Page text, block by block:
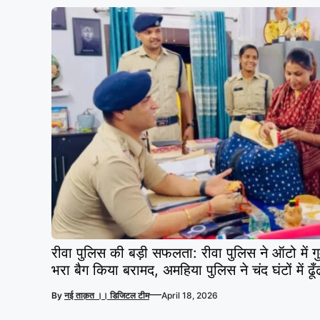
रीवा पुलिस की बड़ी सफलता: रीवा पुलिस ने ऑटो
भरा बैग किया बरामद, अमहिया पुलिस ने चंद घंटों में
Byनई ताक़त ।। डिजिटल टीम—April 18, 2026